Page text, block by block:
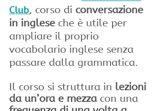
Club, corso di conversazione
in inglese che è utile per
ampliare il proprio
vocabolario inglese senza
passare dalla grammatica.
Il corso si struttura in lezioni
da un’ora e mezza con una